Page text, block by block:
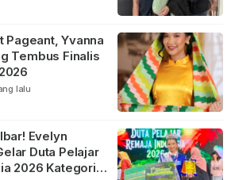
Pageant, Yvanna
Tembus Finalis
lalu
Evelyn
Duta Pelajar
2026 Kategori